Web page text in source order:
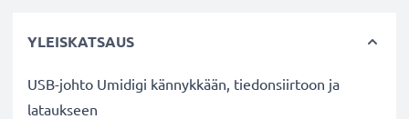
YLEISKATSAUS
USB-johto Umidigi kännykkään, tiedonsiirtoon ja
lataukseen